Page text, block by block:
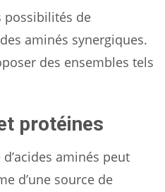
possibilités de
aminés synergiques.
des ensembles tels
protéines
aminés peut
d’une source de